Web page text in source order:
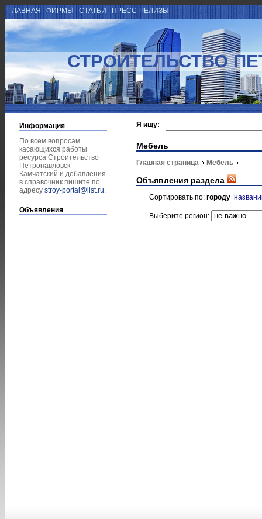
ГЛАВНАЯ ФИРМЫ СТАТЬИ ПРЕСС-РЕЛИЗЫ
СТРОИТЕЛЬСТВО
Информация
По всем вопросам
касающихся работы
ресурса Строительство
Петропавловск-
Камчатский и добавления
в справочник пишите по
адресу stroy-portal@list.ru.
Объявления
Я ищу:
Мебель
Главная страница Мебель
Объявления раздела
Сортировать по: городу
Выберите регион: